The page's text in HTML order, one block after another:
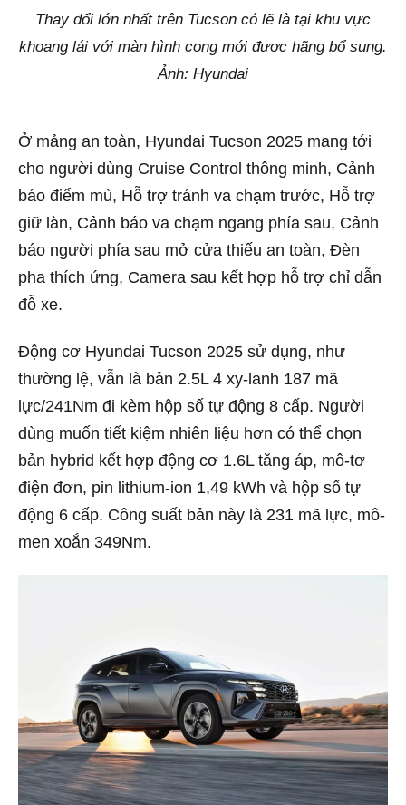
Thay đổi lớn nhất trên Tucson có lẽ là tại khu vực
khoang lái với màn hình cong mới được hãng bổ sung.
Ảnh: Hyundai
Ở mảng an toàn, Hyundai Tucson 2025 mang tới
cho người dùng Cruise Control thông minh, Cảnh
báo điểm mù, Hỗ trợ tránh va chạm trước, Hỗ trợ
giữ làn, Cảnh báo va chạm ngang phía sau, Cảnh
báo người phía sau mở cửa thiếu an toàn, Đèn
pha thích ứng, Camera sau kết hợp hỗ trợ chỉ dẫn
đỗ xe.
Động cơ Hyundai Tucson 2025 sử dụng, như
thường lệ, vẫn là bản 2.5L 4 xy-lanh 187 mã
lực/241Nm đi kèm hộp số tự động 8 cấp. Người
dùng muốn tiết kiệm nhiên liệu hơn có thể chọn
bản hybrid kết hợp động cơ 1.6L tăng áp, mô-tơ
điện đơn, pin lithium-ion 1,49 kWh và hộp số tự
động 6 cấp. Công suất bản này là 231 mã lực, mô-
men xoắn 349Nm.